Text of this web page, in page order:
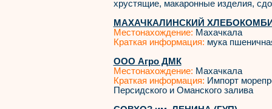
хрустящие, макаронные изделия,
МАХАЧКАЛИНСКИЙ
Местонахождение: Махачкала
Краткая информация: мука
ООО Агро ДМК
Местонахождение: Махачкала
Краткая информация: Импорт
Персидского и Оманского залива